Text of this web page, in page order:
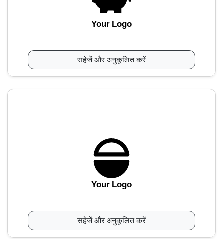
Your Logo
सहेजें और अनुकूलित करें
Your Logo
सहेजें और अनुकूलित करें